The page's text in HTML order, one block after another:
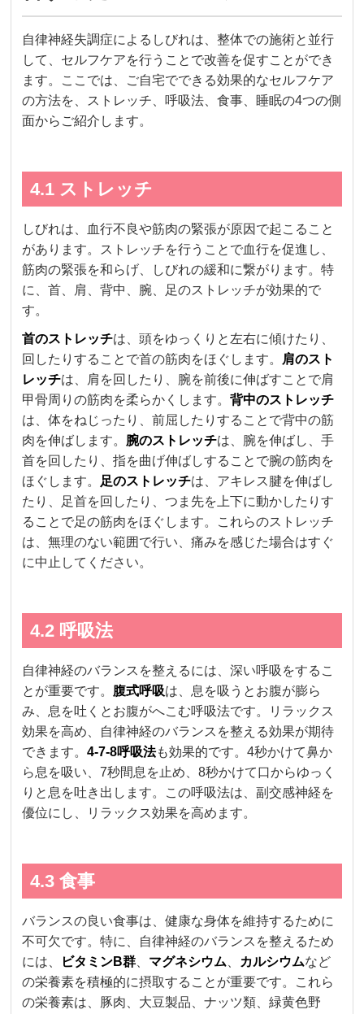
自律神経失調症によるしびれは、整体での施術と並行
して、セルフケアを行うことで改善を促すことができ
ます。ここでは、ご自宅でできる効果的なセルフケア
の方法を、ストレッチ、呼吸法、食事、睡眠の4つの側
面からご紹介します。
4.1 ストレッチ
しびれは、血行不良や筋肉の緊張が原因で起こること
があります。ストレッチを行うことで血行を促進し、
筋肉の緊張を和らげ、しびれの緩和に繋がります。特
に、首、肩、背中、腕、足のストレッチが効果的で
す。
首のストレッチは、頭をゆっくりと左右に傾けたり、
回したりすることで首の筋肉をほぐします。
肩のスト
レッチは、肩を回したり、腕を前後に伸ばすことで肩
甲骨周りの筋肉を柔らかくします。背中のストレッチ
は、体をねじったり、前屈したりすることで背中の筋
肉を伸ばします。 腕のストレッチは、腕を伸ばし、手
首を回したり、指を曲げ伸ばしすることで腕の筋肉を
ほぐします。
足のストレッチは、アキレス腱を伸ばし
たり、足首を回したり、つま先を上下に動かしたりす
ることで足の筋肉をほぐします。これらのストレッチ
は、無理のない範囲で行い、痛みを感じた場合はすぐ
に中止してください。
4.2 呼吸法
自律神経のバランスを整えるには、深い呼吸をするこ
とが重要です。 腹式呼吸は、息を吸うとお腹が膨ら
み、息を吐くとお腹がへこむ呼吸法です。リラックス
効果を高め、自律神経のバランスを整える効果が期待
できます。4-7-8呼吸法も効果的です。4秒かけて鼻か
ら息を吸い、7秒間息を止め、8秒かけて口からゆっく
りと息を吐き出します。この呼吸法は、副交感神経を
優位にし、リラックス効果を高めます。
4.3 食事
バランスの良い食事は、健康な身体を維持するために
不可欠です。特に、自律神経のバランスを整えるため
には、
ビタミンB群 マグネシウム カルシウムなど
の栄養素を積極的に摂取することが重要です。これら
の栄養素は、豚肉、大豆製品、ナッツ類、緑黄色野